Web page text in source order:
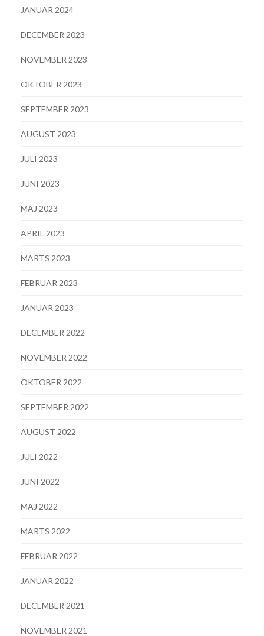
JANUAR 2024
DECEMBER 2023
NOVEMBER 2023
OKTOBER 2023
SEPTEMBER 2023
AUGUST 2023
JULI 2023
JUNI 2023
MAJ 2023
APRIL 2023
MARTS 2023
FEBRUAR 2023
JANUAR 2023
DECEMBER 2022
NOVEMBER 2022
OKTOBER 2022
SEPTEMBER 2022
AUGUST 2022
JULI 2022
JUNI 2022
MAJ 2022
MARTS 2022
FEBRUAR 2022
JANUAR 2022
DECEMBER 2021
NOVEMBER 2021